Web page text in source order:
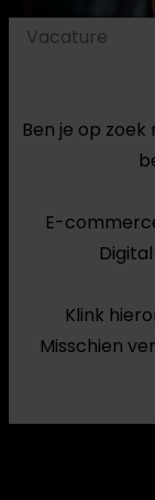
Vacature
Ben je op
E-
Klink
Misschien